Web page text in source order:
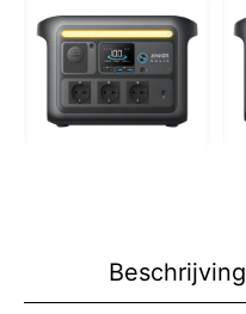
Beschrijving